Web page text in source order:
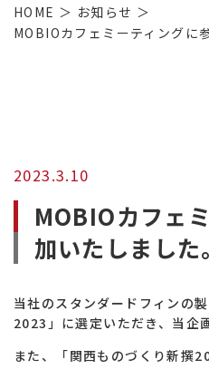
放
熱
等
の
交
向
上
HOME
お知らせ
MOBIOカフェミーティングに
MOBIOカフェ
加いたしました。
2023.3.10
当社のスタンダードフィンの
2023」に選定いただき、当企
また、「関西ものづくり新撰